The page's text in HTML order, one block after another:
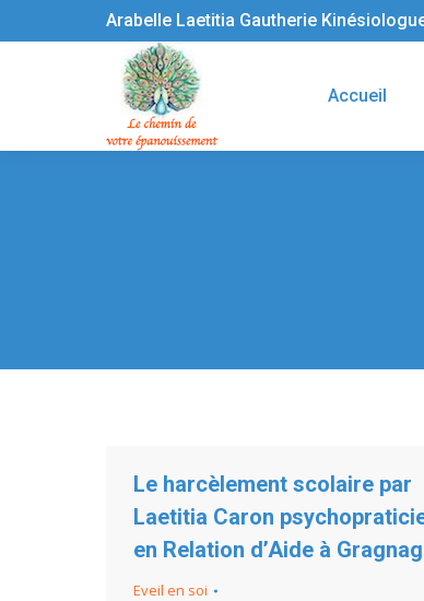
Arabelle Laetitia Gautherie
Accueil
Le harcèlement scolaire par
Laetitia Caron
en Relation d’Aide à
Eveil en soi